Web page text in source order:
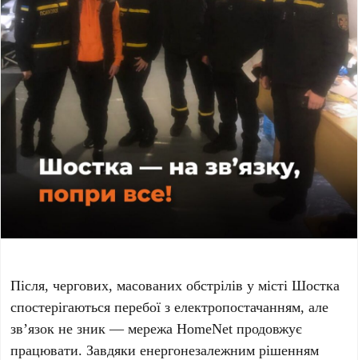
Після, чергових, масованих обстрілів у місті Шостка
спостерігаються перебої з електропостачанням, але
зв’язок не зник — мережа HomeNet продовжує
працювати. Завдяки енергонезалежним рішенням